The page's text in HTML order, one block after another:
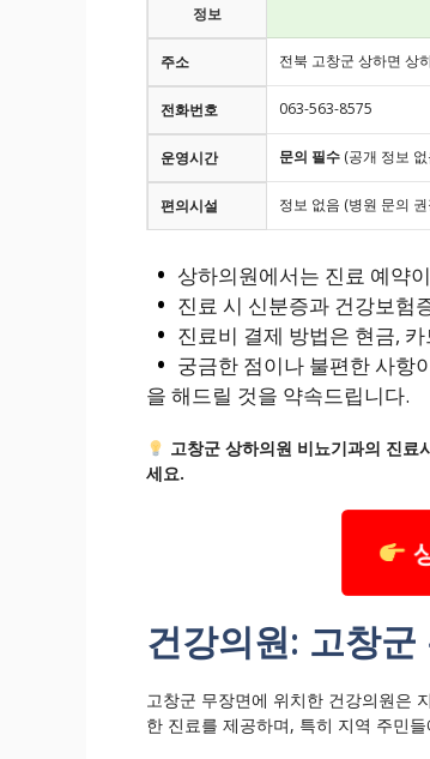
정보
주소 전북 고창군 상하면 상
전화번호 063-563-8575
운영시간 문의 필수 (공개 정보
편의시설 정보 없음 (병원 문의
상하의원에서는 진료 예약
진료 시 신분증과 건강보험
진료비 결제 방법은 현금,
궁금한 점이나 불편한 사항
을 해드릴 것을 약속드립니다.
고창군 상하의원 비뇨기과의 진료
세요.
건강의원: 고창
고창군 무장면에 위치한 건강의원은
한 진료를 제공하며, 특히 지역 주민